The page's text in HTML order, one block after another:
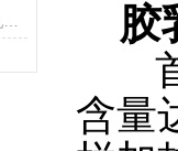
解读相关国际与国家测试标准---胶乳高速机械稳定性测定仪
胶
首
含量